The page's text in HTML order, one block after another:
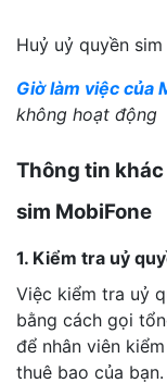
Huỷ uỷ quyền
Giờ làm việc của
không hoạt động
Thông tin
sim MobiFone
1. Kiểm tra uỷ
Việc kiểm tra uỷ
bằng cách gọi
để nhân viên
thuê bao của